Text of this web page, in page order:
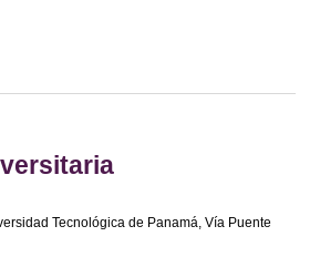
Tecnológica de Panamá, Vía Puente